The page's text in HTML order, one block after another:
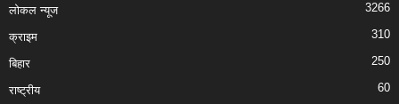
लोकल न्यूज 3266
क्राइम 310
बिहार 250
राष्ट्रीय 60